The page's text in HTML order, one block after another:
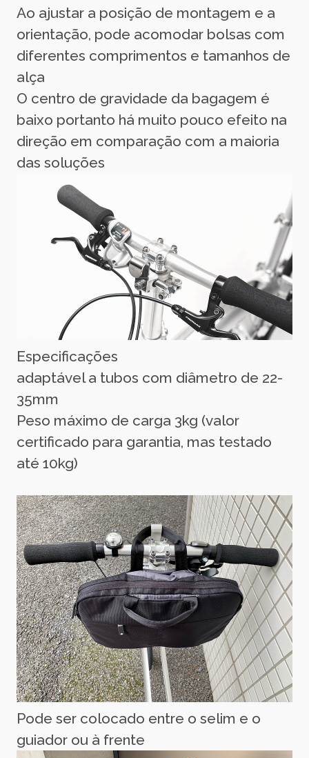
Ao ajustar a posição de montagem e a
orientação, pode acomodar bolsas com
diferentes comprimentos e tamanhos de
alça
O centro de gravidade da bagagem é
baixo portanto há muito pouco efeito na
direção em comparação com a maioria
das soluções
Especificações
adaptável a tubos com diâmetro de 22-
35mm
Peso máximo de carga 3kg (valor
certificado para garantia, mas testado
até 10kg)
Pode ser colocado entre o selim e o
guiador ou à frente